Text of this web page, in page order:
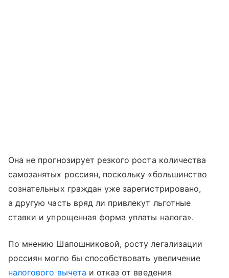
Она не прогнозирует резкого роста количества
самозанятых россиян, поскольку «большинство
сознательных граждан уже зарегистрировано,
а другую часть вряд ли привлекут льготные
ставки и упрощенная форма уплаты налога».
По мнению Шапошниковой, росту легализации
россиян могло бы способствовать увеличение
налогового вычета и отказ от введения